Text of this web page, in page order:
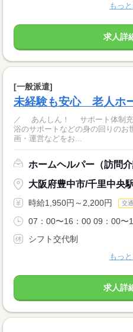
もっ
求人詳
[一般派遣]
未経験も安心 老人ホ
／ あんしん！ サポート体制充実！ ＼ 介護施設にて
浴のサポートなどの身の回りのお
画・運営などをお...
ホームヘルパー（訪問介
大阪府豊中市/千里中央
時給1,950円～2,200円 交
07：00〜16：00 09：00〜
シフト交代制
もっ
求人詳